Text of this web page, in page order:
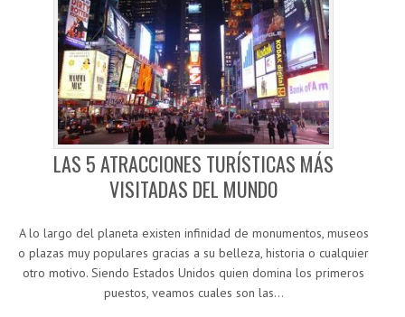
LAS 5 ATRACCIONES TURÍSTICAS MÁS
VISITADAS DEL MUNDO
A lo largo del planeta existen infinidad de monumentos, museos
o plazas muy populares gracias a su belleza, historia o cualquier
otro motivo. Siendo Estados Unidos quien domina los primeros
puestos, veamos cuales son las…